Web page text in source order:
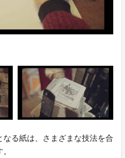
なる紙は、さまざまな技法を合